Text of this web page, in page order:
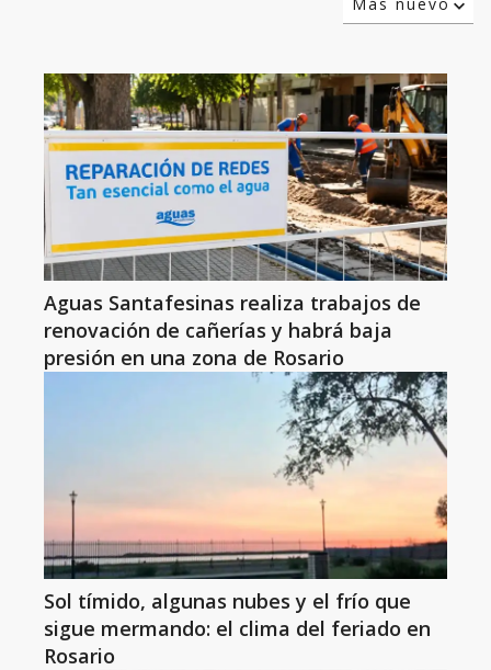
Aguas Santafesinas realiza trabajos de
renovación de cañerías y habrá baja
presión en una zona de Rosario
Sol tímido, algunas nubes y el frío que
sigue mermando: el clima del feriado en
Rosario